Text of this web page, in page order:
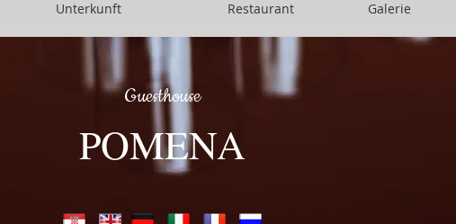
Unterkunft Restaurant Galerie
Guesthouse
POMENA